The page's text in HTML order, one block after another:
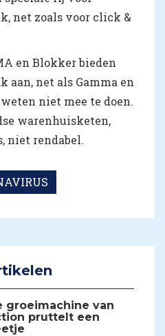
net zoals voor click &
en Blokker bieden
aan, net als Gamma en
niet mee te doen.
warenhuisketen,
niet rendabel.
groeimachine van
pruttelt een